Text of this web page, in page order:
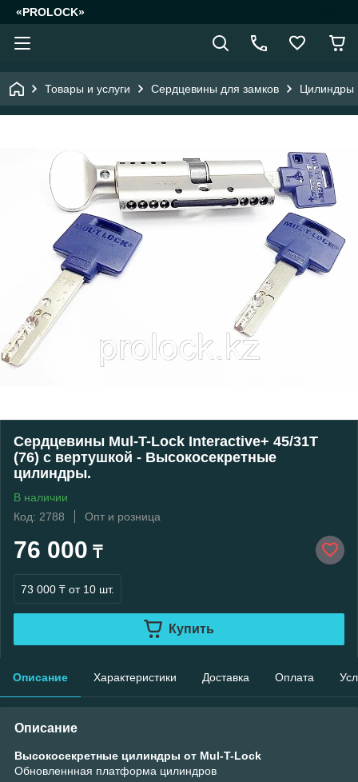
«PROLOCK»
Товары и услуги Сердцевины для замков Цилиндры
Сердцевины Mul-T-Lock Interactive+ 45/31Т
(76) с вертушкой - Высокосекретные
цилиндры.
В наличии
Код: 2788
Опт и розница
76 000 ₸
73 000 ₸ от 10 шт.
Купить
Описание Характеристики Доставка Оплата
Описание
Высокосекретные цилиндры от Mul-T-Lock
Обновленнная платформа цилиндров